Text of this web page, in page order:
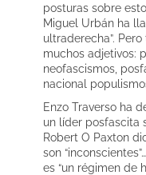
posturas sobre
Miguel Urbán ha
ultraderecha”.
muchos adjetivos:
neofascismos,
nacional
Enzo Traverso ha
un líder posfascita
Robert O Paxton
son
es “un régimen de